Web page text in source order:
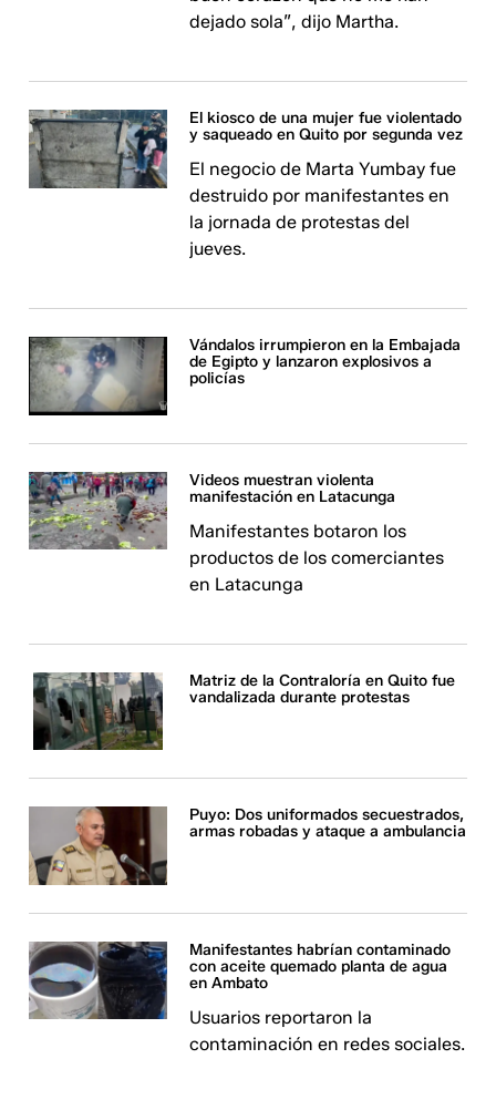
dejado sola”, dijo Martha.
El kiosco de una mujer fue violentado
y saqueado en Quito por segunda vez
El negocio de Marta Yumbay fue
destruido por manifestantes en
la jornada de protestas del
jueves.
Vándalos irrumpieron en la Embajada
de Egipto y lanzaron explosivos a
policías
Videos muestran violenta
manifestación en Latacunga
Manifestantes botaron los
productos de los comerciantes
en Latacunga
Matriz de la Contraloría en Quito fue
vandalizada durante protestas
Puyo: Dos uniformados secuestrados,
armas robadas y ataque a ambulancia
Manifestantes habrían contaminado
con aceite quemado planta de agua
en Ambato
Usuarios reportaron la
contaminación en redes sociales.